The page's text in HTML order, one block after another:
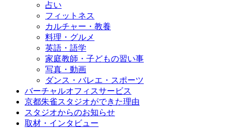
占い
フィットネス
カルチャー・教養
料理・グルメ
英語・語学
家庭教師・子どもの習い事
写真・動画
ダンス・バレエ・スポーツ
バーチャルオフィスサービス
京都朱雀スタジオができた理由
スタジオからのお知らせ
取材・インタビュー